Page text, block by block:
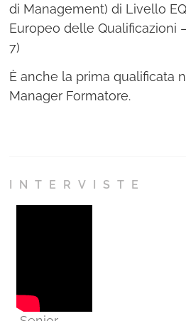
di Management) di Livello
Europeo delle Qualificazioni
7)
È anche la prima qualificata
Manager Formatore.
INTERVISTE